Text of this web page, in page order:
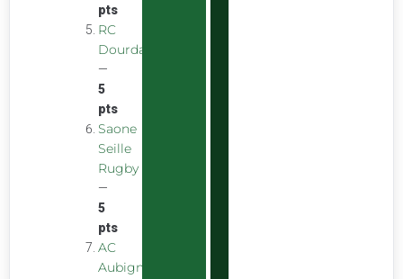
pts
RC
Dourdan
—
5
pts
Saone
Seille
Rugby
—
5
pts
AC
Aubigny